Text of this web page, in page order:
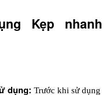
Kẹp nhanh
dụng: Trước khi sử dụng